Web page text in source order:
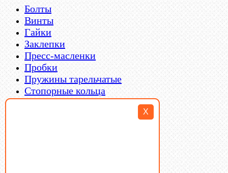
X
Болты
Винты
Гайки
Заклепки
Пресс-масленки
Пробки
Пружины тарельчатые
Стопорные кольца
Такелаж